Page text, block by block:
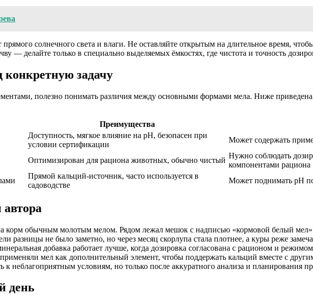
солнечного света и влаги. Не оставляйте открытым на длительное время,
— делайте только в специально выделяемых ёмкостях, где чистота и точность
задачу
полезно понимать различия между основными формами мела. Ниже приведена
Преимущества
Доступность, мягкое влияние на pH, безопасен при
условии сертификации
Может содержать
Оптимизирован для рациона животных, обычно чистый
Нужно соблюдать
компонентами рациона
Прямой кальций-источник, часто используется в
садоводстве
Может поднимать pH
корм обычным молотым мелом. Рядом лежал мешок с надписью «кормовой белый
разницы не было заметно, но через месяц скорлупа стала плотнее, а куры реже
добавка работает лучше, когда дозировка согласована с рационом и
мел как дополнительный элемент, чтобы поддержать кальций вместе с
к неблагоприятным условиям, но только после аккуратного анализа и планирования
день